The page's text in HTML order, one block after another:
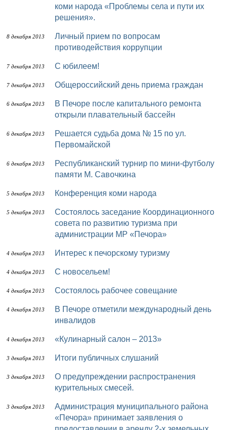
коми народа «Проблемы села и пути их
решения».
8 декабря 2013
Личный прием по вопросам
противодействия коррупции
7 декабря 2013 С юбилеем!
7 декабря 2013 Общероссийский день приема граждан
6 декабря 2013
В Печоре после капитального ремонта
открыли плавательный бассейн
6 декабря 2013
Решается судьба дома № 15 по ул.
Первомайской
6 декабря 2013
Республиканский турнир по мини-футболу
памяти М. Савочкина
5 декабря 2013 Конференция коми народа
5 декабря 2013
Состоялось заседание Координационного
совета по развитию туризма при
администрации МР «Печора»
4 декабря 2013 Интерес к печорскому туризму
4 декабря 2013 C новосельем!
4 декабря 2013 Состоялось рабочее совещание
4 декабря 2013
В Печоре отметили международный день
инвалидов
4 декабря 2013 «Кулинарный салон – 2013»
3 декабря 2013 Итоги публичных слушаний
3 декабря 2013
О предупреждении распространения
курительных смесей.
3 декабря 2013
Администрация муниципального района
«Печора» принимает заявления о